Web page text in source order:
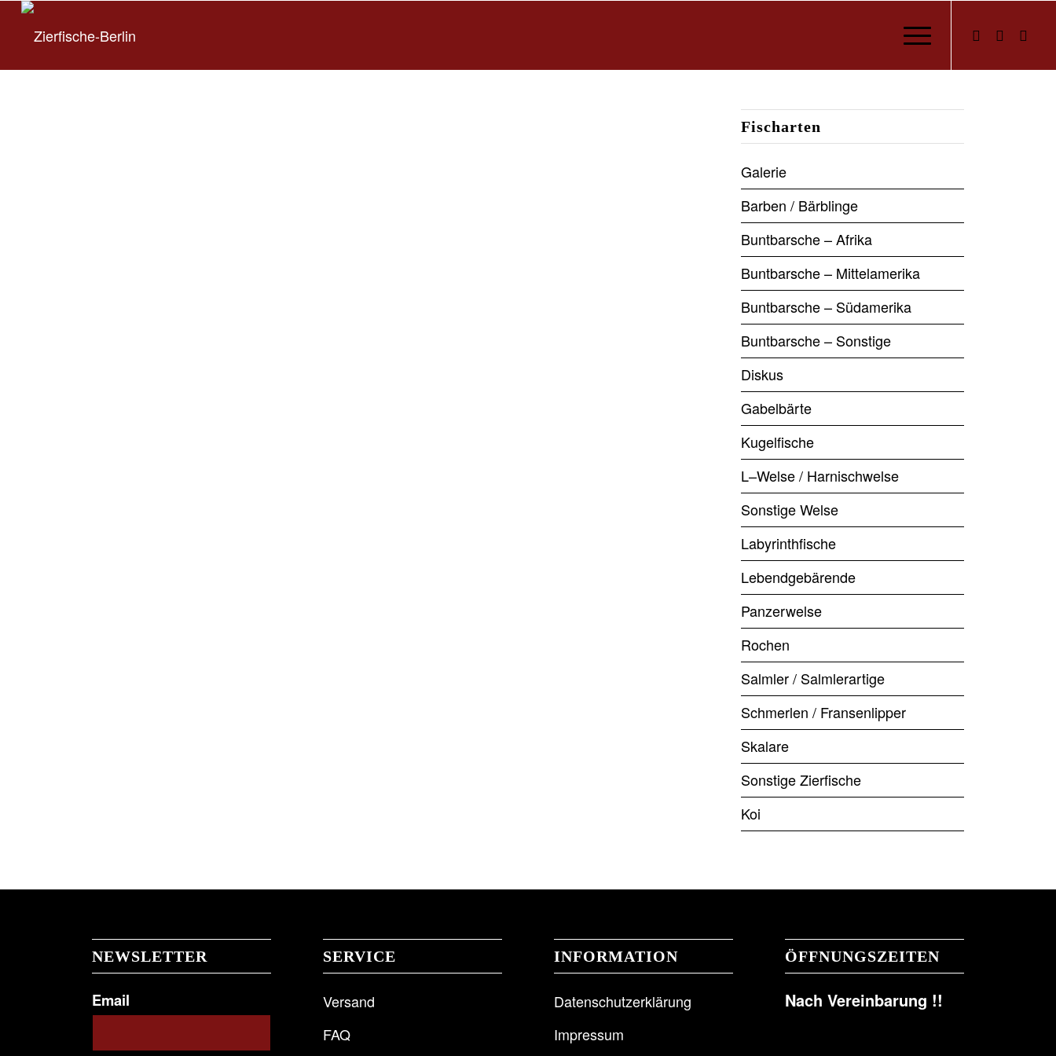
Fischarten
Galerie
Barben / Bärblinge
Buntbarsche – Afrika
Buntbarsche – Mittelamerika
Buntbarsche – Südamerika
Buntbarsche – Sonstige
Diskus
Gabelbärte
Kugelfische
L–Welse / Harnischwelse
Sonstige Welse
Labyrinthfische
Lebendgebärende
Panzerwelse
Rochen
Salmler / Salmlerartige
Schmerlen / Fransenlipper
Skalare
Sonstige Zierfische
Koi
NEWSLETTER
Email
SERVICE
Versand
FAQ
INFORMATION
Datenschutzerklärung
Impressum
ÖFFNUNGSZEITEN
Nach Vereinbarung !!